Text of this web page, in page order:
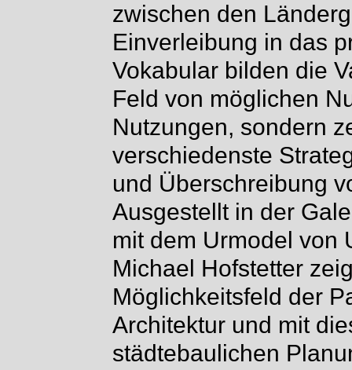
zwischen den
Einverleibung in das
Vokabular bilden die
Feld von möglichen
Nutzungen, sondern
verschiedenste
und Überschreibung
Ausgestellt in der
mit dem Urmodel von
Michael Hofstetter
Möglichkeitsfeld der
Architektur und mit
städtebaulichen